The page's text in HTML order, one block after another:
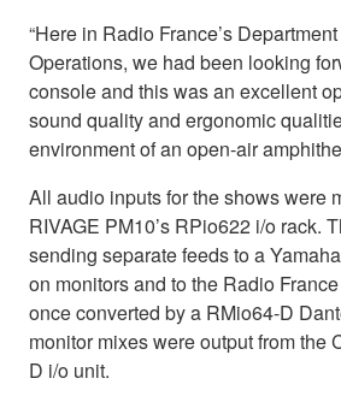
“Here in Radio France’s
Operations, we had been looking
console and this was an excellent
sound quality and ergonomic
environment of an open-air
All audio inputs for the shows were
RIVAGE PM10’s RPio622 i/o rack.
sending separate feeds to a
on monitors and to the Radio
once converted by a RMio64-D
monitor mixes were output from the
D i/o unit.